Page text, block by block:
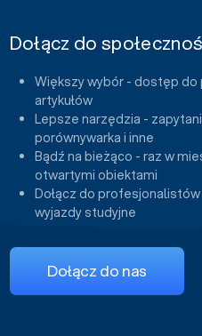
Dołącz do
Większy wybór - dostęp do
artykułów
Lepsze narzędzia -
porównywarka i inne
Bądź na bieżąco - raz w
otwartymi obiektami
Dołącz do
wyjazdy studyjne
Dołącz do nas